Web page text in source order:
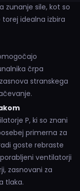
zunanje sile, kot so
idealna izbira
črpa
stranskega
P, ki so znani
primerna za
goste rebraste
ventilatorji
zasnovani za
tlaka.